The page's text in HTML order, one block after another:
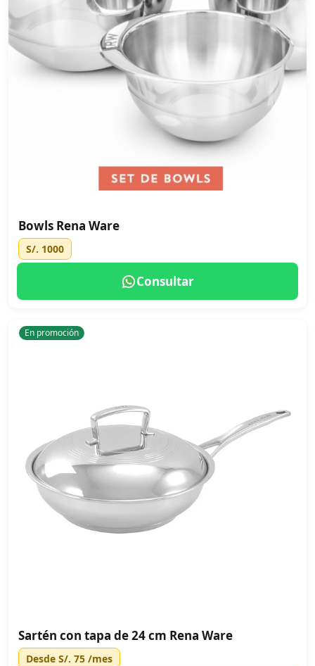
Bowls Rena Ware
S/. 1000
Consultar
En promoción
Sartén con tapa de 24 cm Rena Ware
Desde S/. 75 /mes